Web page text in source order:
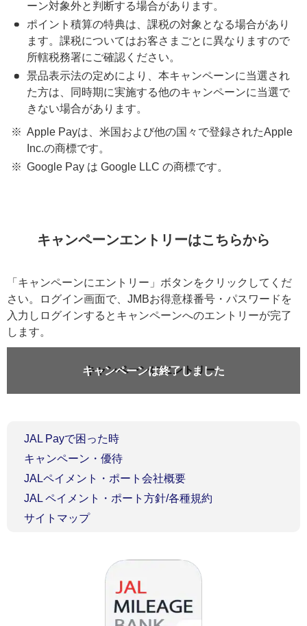
ーン対象外と判断する場合があります。
ポイント積算の特典は、課税の対象となる場合があり
ます。課税についてはお客さまごとに異なりますので
所轄税務署にご確認ください。
景品表示法の定めにより、本キャンペーンに当選され
た方は、同時期に実施する他のキャンペーンに当選で
きない場合があります。
Apple Payは、米国および他の国々で登録されたApple
Inc.の商標です。
Google Pay は Google LLC の商標です。
キャンペーンエントリーはこちらから
「キャンペーンにエントリー」ボタンをクリックしてくだ
さい。ログイン画面で、JMBお得意様番号・パスワードを
入力しログインするとキャンペーンへのエントリーが完了
します。
キャンペーンにエントリー
キャンペーンは終了しました
JAL Payで困った時
キャンペーン・優待
JALペイメント・ポート会社概要
JAL ペイメント・ポート方針/各種規約
サイトマップ